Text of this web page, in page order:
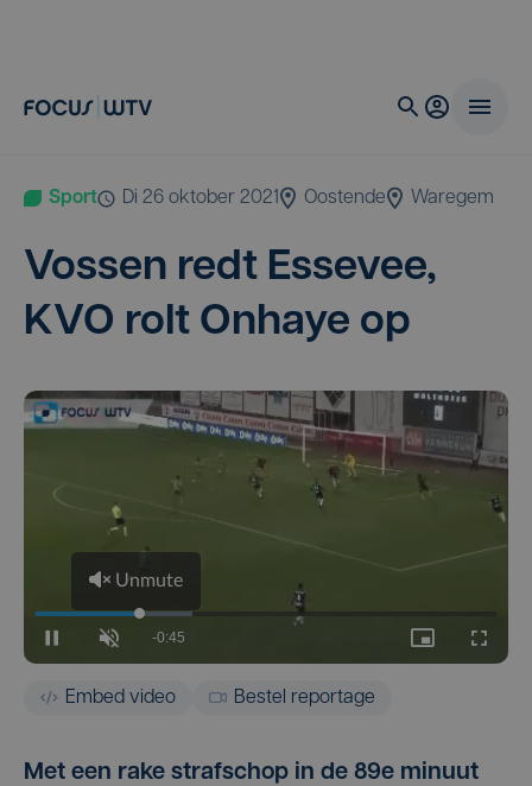
Sport di 26 oktober 2021 Oostende Waregem
Vos­sen redt Esse­vee,
KVO rolt Onhaye op
Embed video Bestel reportage
Met een rake strafschop in de 89e minuut